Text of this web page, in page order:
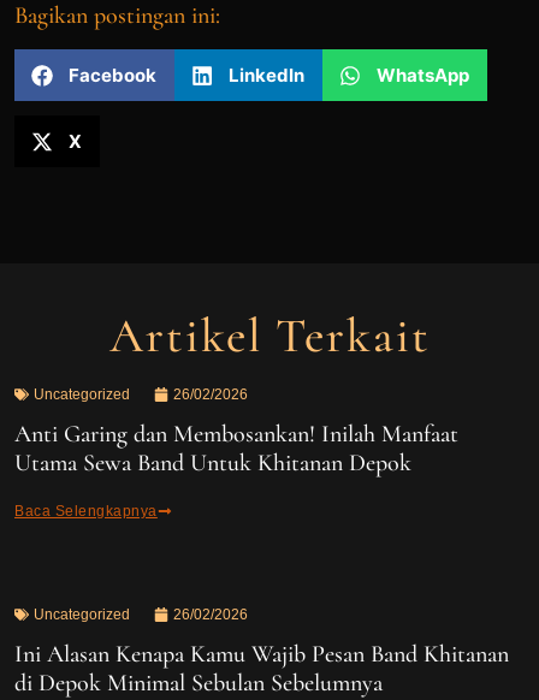
Bagikan postingan ini:
Facebook LinkedIn WhatsApp
X
Artikel Terkait
Uncategorized 26/02/2026
Anti Garing dan Membosankan! Inilah Manfaat
Utama Sewa Band Untuk Khitanan Depok
Baca Selengkapnya
Uncategorized 26/02/2026
Ini Alasan Kenapa Kamu Wajib Pesan Band Khitanan
di Depok Minimal Sebulan Sebelumnya